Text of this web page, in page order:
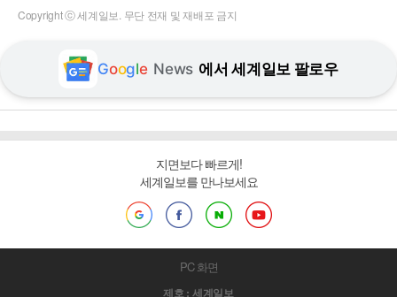
Copyright ⓒ 세계일보. 무단 전재 및 재배포 금지
Google News 에서 세계일보 팔로우
지면보다 빠르게!
세계일보를 만나보세요
PC 화면
제호 : 세계일보